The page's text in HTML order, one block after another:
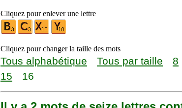
Cliquez pour enlever une lettre
Cliquez pour changer la taille des mots
Tous alphabétique Tous par taille 8
15
16